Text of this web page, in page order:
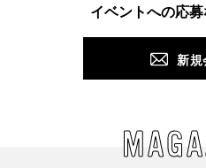
イベントへの応
新規